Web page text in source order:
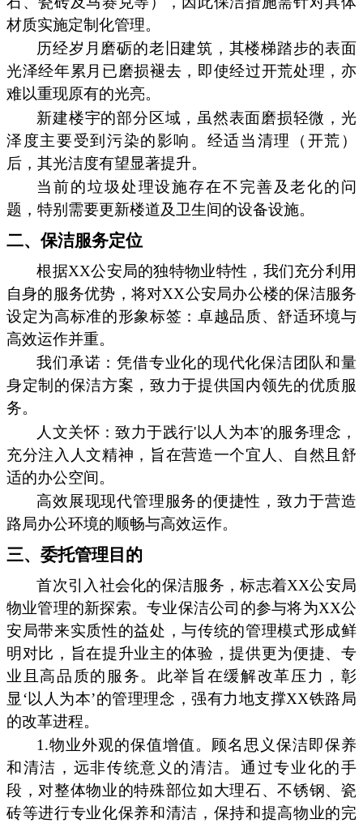
材质实施定制化管理。
历经岁月磨砺的老旧建筑，其楼梯踏步的表面
光泽经年累月已磨损褪去，即使经过开荒处理，亦
难以重现原有的光亮。
新建楼宇的部分区域，虽然表面磨损轻微，光
泽度主要受到污染的影响。经适当清理（开荒）
后，其光洁度有望显著提升。
当前的垃圾处理设施存在不完善及老化的问
题，特别需要更新楼道及卫生间的设备设施。
二、保洁服务定位
根据XX公安局的独特物业特性，我们充分利用
自身的服务优势，将对XX公安局办公楼的保洁服务
设定为高标准的形象标签：卓越品质、舒适环境与
高效运作并重。
我们承诺：凭借专业化的现代化保洁团队和量
身定制的保洁方案，致力于提供国内领先的优质服
务。
人文关怀：致力于践行'以人为本'的服务理念，
充分注入人文精神，旨在营造一个宜人、自然且舒
适的办公空间。
高效展现现代管理服务的便捷性，致力于营造
路局办公环境的顺畅与高效运作。
三、委托管理目的
首次引入社会化的保洁服务，标志着XX公安局
物业管理的新探索。专业保洁公司的参与将为XX公
安局带来实质性的益处，与传统的管理模式形成鲜
明对比，旨在提升业主的体验，提供更为便捷、专
业且高品质的服务。此举旨在缓解改革压力，彰
显‘以人为本’的管理理念，强有力地支撑XX铁路局
的改革进程。
1.物业外观的保值增值。顾名思义保洁即保养
和清洁，远非传统意义的清洁。通过专业化的手
段，对整体物业的特殊部位如大理石、不锈钢、瓷
砖等进行专业化保养和清洁，保持和提高物业的完